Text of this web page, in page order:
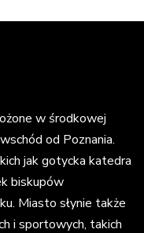
w środkowej
od Poznania.
jak gotycka katedra
biskupów
Miasto słynie także
i sportowych, takich